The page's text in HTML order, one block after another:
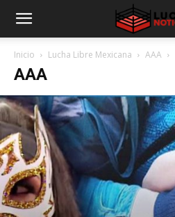
Inicio Lucha Libre Mexicana AAA
AAA